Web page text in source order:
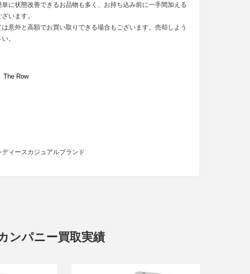
に状態改善できるお品物も多く、お持ち込み前に一手間加える
います。
意外と高額でお買い取りできる場合もございます。売却しよう
。
The Row
ィースカジュアルブランド
ンパニー買取実績